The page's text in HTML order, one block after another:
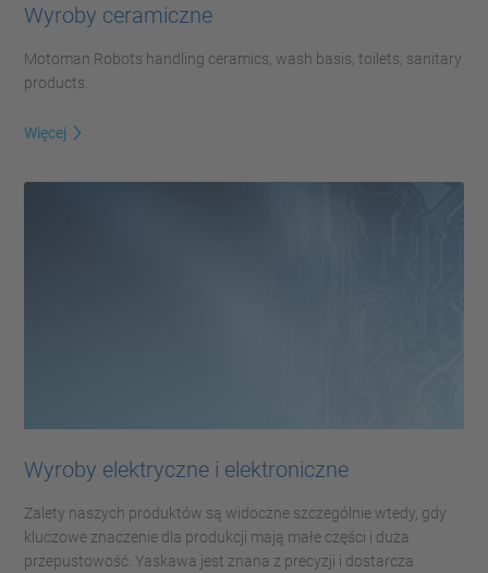
Wyroby ceramiczne
Motoman Robots handling ceramics, wash basis, toilets, sanitary
products.
Więcej
Wyroby elektryczne i elektroniczne
Zalety naszych produktów są widoczne szczególnie wtedy, gdy
kluczowe znaczenie dla produkcji mają małe części i duża
przepustowość. Yaskawa jest znana z precyzji i dostarcza